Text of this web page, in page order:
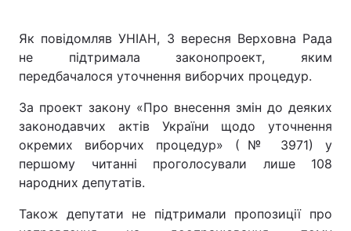
Як повідомляв УНІАН, 3 вересня Верховна Рада
не підтримала законопроект, яким
передбачалося уточнення виборчих процедур.
За проект закону «Про внесення змін до деяких
законодавчих актів України щодо уточнення
окремих виборчих процедур» (№ 3971) у
першому читанні проголосували лише 108
народних депутатів.
Також депутати не підтримали пропозиції про